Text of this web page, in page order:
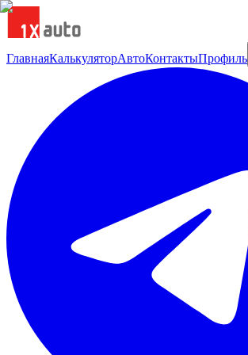
ГлавнаяКалькуляторАвтоКонтактыПрофиль